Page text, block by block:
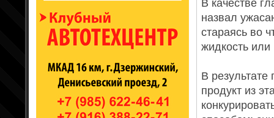
В качестве
назвал
стараясь во
жидкость или
В результате
продукт из